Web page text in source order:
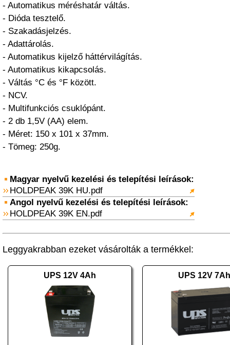
- Automatikus méréshatár váltás.
- Dióda tesztelő.
- Szakadásjelzés.
- Adattárolás.
- Automatikus kijelző háttérvilágítás.
- Automatikus kikapcsolás.
- Váltás °C és °F között.
- NCV.
- Multifunkciós csuklópánt.
- 2 db 1,5V (AA) elem.
- Méret: 150 x 101 x 37mm.
- Tömeg: 250g.
Magyar nyelvű kezelési és telepítési leírások:
HOLDPEAK 39K HU.pdf
Angol nyelvű kezelési és telepítési leírások:
HOLDPEAK 39K EN.pdf
Leggyakrabban ezeket vásárolták a termékkel:
UPS 12V 4Ah UPS 12V 7Ah